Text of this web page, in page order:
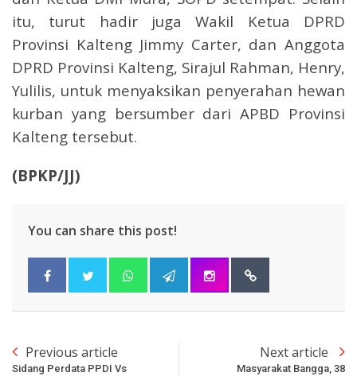
itu, turut hadir juga Wakil Ketua DPRD
Provinsi Kalteng Jimmy Carter, dan Anggota
DPRD Provinsi Kalteng, Sirajul Rahman, Henry,
Yulilis, untuk menyaksikan penyerahan hewan
kurban yang bersumber dari APBD Provinsi
Kalteng tersebut.
(BPKP/JJ)
You can share this post!
Previous article
Sidang Perdata PPDI Vs
Next article
Masyarakat Bangga, 38